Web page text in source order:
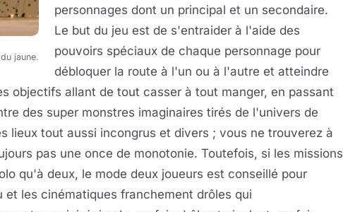
jaune.
personnages dont un principal et un secondaire.
Le but du jeu est de s'entraider à l'aide des
pouvoirs spéciaux de chaque personnage pour
débloquer la route à l'un ou à l'autre et atteindre
objectifs allant de tout casser à tout manger, en passant
des super monstres imaginaires tirés de l'univers de
lieux tout aussi incongrus et divers ; vous ne trouverez à
pas une once de monotonie. Toutefois, si les missions
qu'à deux, le mode deux joueurs est conseillé pour
et les cinématiques franchement drôles qui